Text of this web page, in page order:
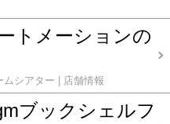
トメーションの
ムシアター 店舗情報
ブックシェルフ